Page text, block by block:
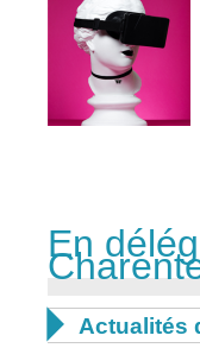
En
 Actualités